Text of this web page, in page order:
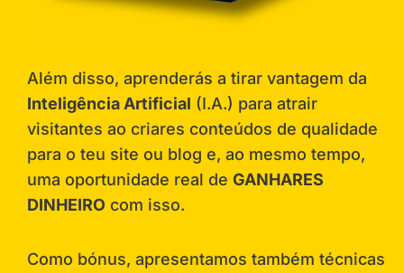
Além disso, aprenderás a tirar vantagem da
Inteligência Artificial (I.A.) para atrair
visitantes ao criares conteúdos de qualidade
para o teu site ou blog e, ao mesmo tempo,
uma oportunidade real de GANHARES
DINHEIRO com isso.
Como bónus, apresentamos também técnicas